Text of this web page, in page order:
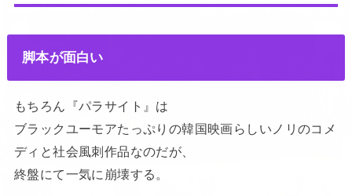
脚本が面白い
もちろん『パラサイト』は
ブラックユーモアたっぷりの韓国映画らしいノリのコメ
ディと社会風刺作品なのだが、
終盤にて一気に崩壊する。